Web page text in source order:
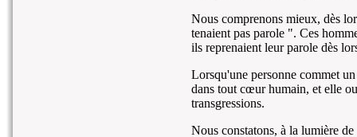
Nous comprenons mieux, dès
tenaient pas parole ". Ces
ils reprenaient leur parole dès
Lorsqu'une personne commet
dans tout cœur humain, et elle
transgressions.
Nous constatons, à la lumière